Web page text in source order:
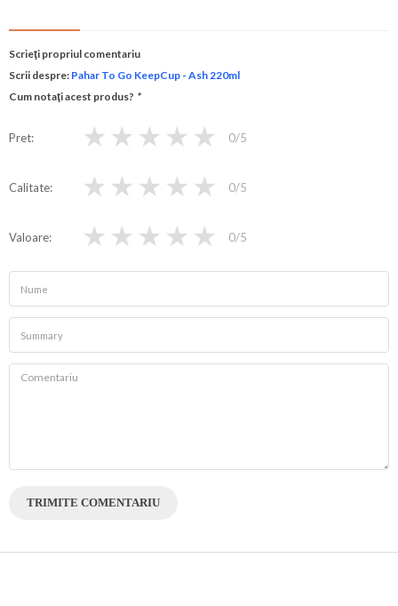
Scrieţi propriul comentariu
Scrii despre: Pahar To Go KeepCup - Ash 220ml
Cum notaţi acest produs? *
Pret ★ ★ ★ ★ ★ 0/5
Calitate ★ ★ ★ ★ ★ 0/5
Valoare ★ ★ ★ ★ ★ 0/5
TRIMITE COMENTARIU